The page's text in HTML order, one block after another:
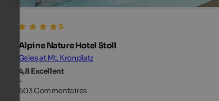
Alpine Nature Hotel Stoll
Gsies at Mt. Kronplatz
4,8Excellent
-
603 Commentaires